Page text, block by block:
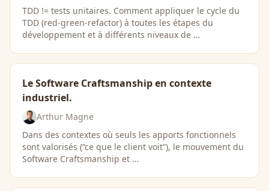
TDD != tests unitaires. Comment appliquer le cycle du
TDD (red-green-refactor) à toutes les étapes du
développement et à différents niveaux de …
Le Software Craftsmanship en contexte
industriel.
Arthur Magne
Dans des contextes où seuls les apports fonctionnels
sont valorisés (“ce que le client voit”), le mouvement du
Software Craftsmanship et …